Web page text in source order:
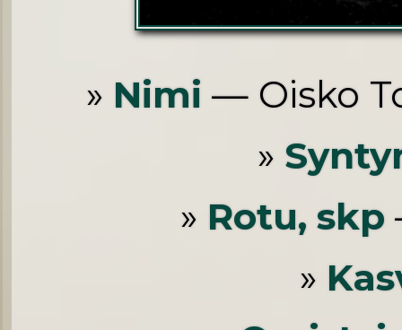
» Nimi — Oisko
»
» Rotu, skp
»